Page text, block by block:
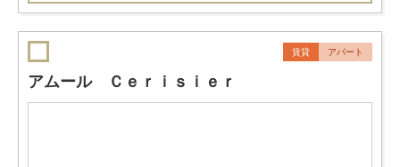
賃貸 アパート
アムール Ｃｅｒｉｓｉｅｒ